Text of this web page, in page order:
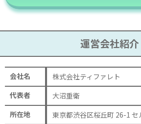
運営会社紹介
会社名
株式会社ティファレト
代表者
大沼重衛
所在地
東京都渋谷区桜丘町 26-1